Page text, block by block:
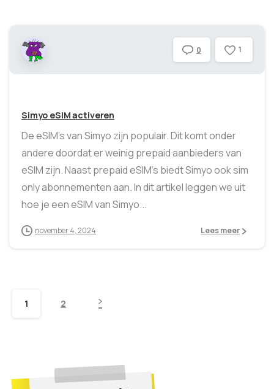
0 1
Simyo eSIM activeren
De eSIM’s van Simyo zijn populair. Dit komt onder
andere doordat er weinig prepaid aanbieders van
eSIM zijn. Naast prepaid eSIM’s biedt Simyo ook sim
only abonnementen aan. In dit artikel leggen we uit
hoe je een eSIM van Simyo...
november 4, 2024 Lees meer
1 2